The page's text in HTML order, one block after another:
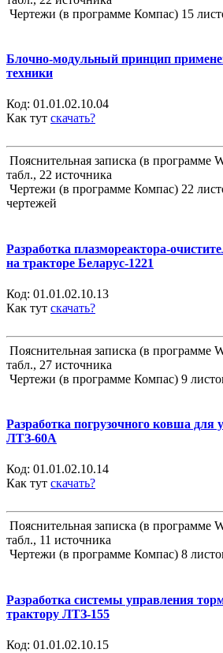
Чертежи (в программе Компас) 15
Блочно-модульный принцип
техники
Код: 01.01.02.10.04
Как тут скачать?
Пояснительная записка (в программе
табл., 22 источника
Чертежи (в программе Компас) 22
чертежей
Разработка плазмореактора-
на тракторе Беларус-1221
Код: 01.01.02.10.13
Как тут скачать?
Пояснительная записка (в программе
табл., 27 источника
Чертежи (в программе Компас) 9
Разработка погрузочного ковша для
ЛТЗ-60А
Код: 01.01.02.10.14
Как тут скачать?
Пояснительная записка (в программе
табл., 11 источника
Чертежи (в программе Компас) 8
Разработка системы управления
трактору ЛТЗ-155
Код: 01.01.02.10.15